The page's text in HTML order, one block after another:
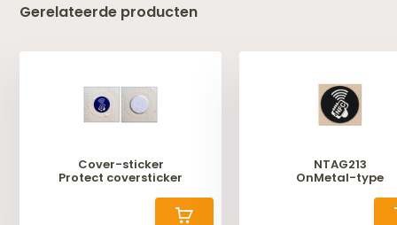
Gerelateerde producten
Cover-sticker
Protect coversticker
NTAG213
OnMetal-type